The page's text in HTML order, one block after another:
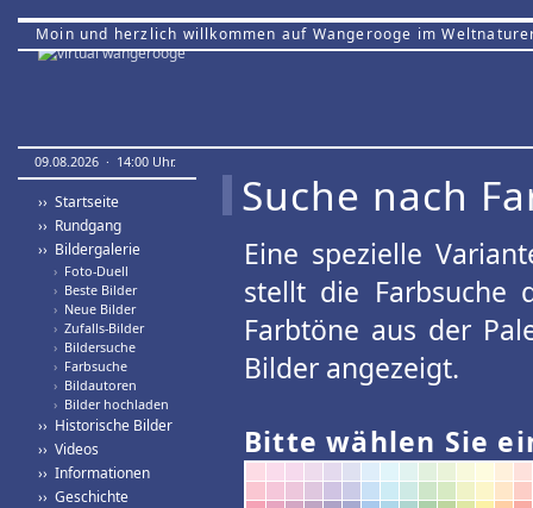
Moin und herzlich willkommen auf Wangerooge im
09.08.2026 · 14:00 Uhr.
›› Startseite
›› Rundgang
›› Bildergalerie
› Foto-Duell
› Beste Bilder
› Neue Bilder
› Zufalls-Bilder
› Bildersuche
› Farbsuche
› Bildautoren
› Bilder hochladen
›› Historische Bilder
›› Videos
›› Informationen
›› Geschichte
Suche nach
Eine spezielle
stellt die Farbsuche
Farbtöne aus der
Bilder angezeigt.
Bitte wählen Sie